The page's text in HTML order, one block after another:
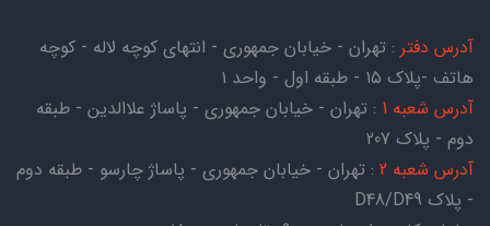
آدرس دفتر : تهران - خیابان جمهوری - انتهای کوچه لاله - کوچه
هاتف -پلاک ۱۵ - طبقه اول - واحد ۱
آدرس شعبه 1
: تهران - خیابان جمهوری - پاساژ علاالدین - طبقه
دوم - پلاک 207
آدرس شعبه 2
: تهران - خیابان جمهوری - پاساژ چارسو - طبقه دوم
- پلاک D48/D49